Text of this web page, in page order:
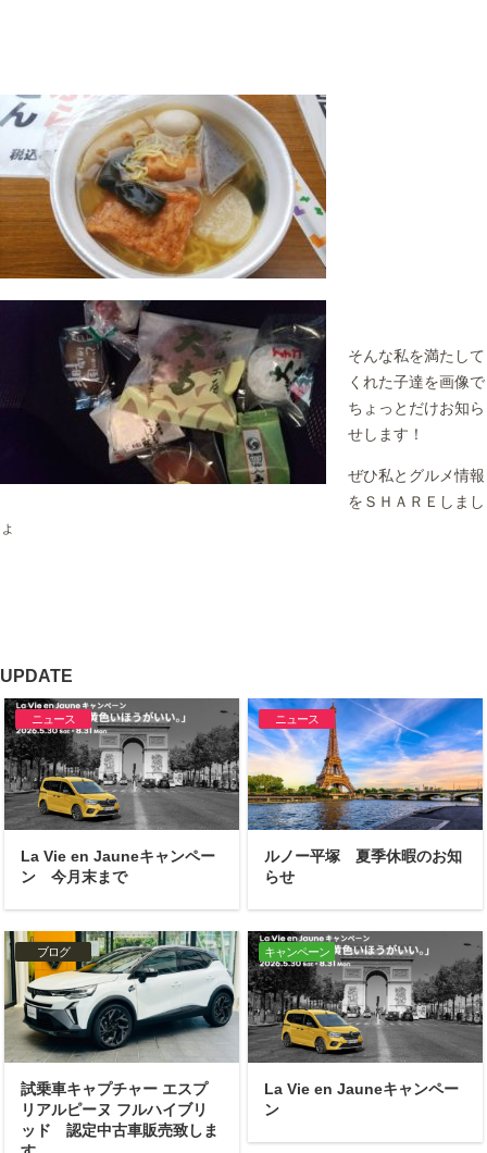
そんな私を満たして
くれた子達を画像で
ちょっとだけお知ら
せします！
ぜひ私とグルメ情報
をＳＨＡＲＥしまし
ょ
UPDATE
ニュース
La Vie en Jauneキャンペー
ン 今月末まで
ニュース
ルノー平塚 夏季休暇のお知
らせ
ブログ
試乗車キャプチャー エスプ
リアルピーヌ フルハイブリ
ッド 認定中古車販売致しま
キャンペーン
La Vie en Jauneキャンペー
ン